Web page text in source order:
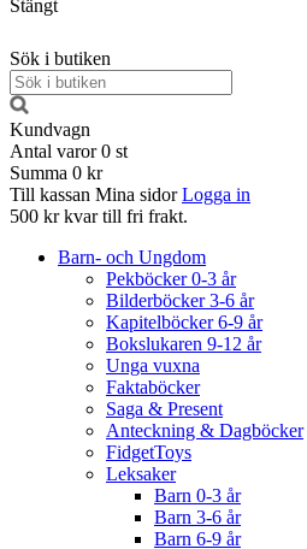
Stängt
Sök i butiken
Kundvagn
Antal varor 0 st
Summa 0 kr
Till kassan Mina sidor Logga in
500 kr kvar till fri frakt.
Barn- och Ungdom
Pekböcker 0-3 år
Bilderböcker 3-6 år
Kapitelböcker 6-9 år
Bokslukaren 9-12 år
Unga vuxna
Faktaböcker
Saga & Present
Anteckning & Dagböcker
FidgetToys
Leksaker
Barn 0-3 år
Barn 3-6 år
Barn 6-9 år